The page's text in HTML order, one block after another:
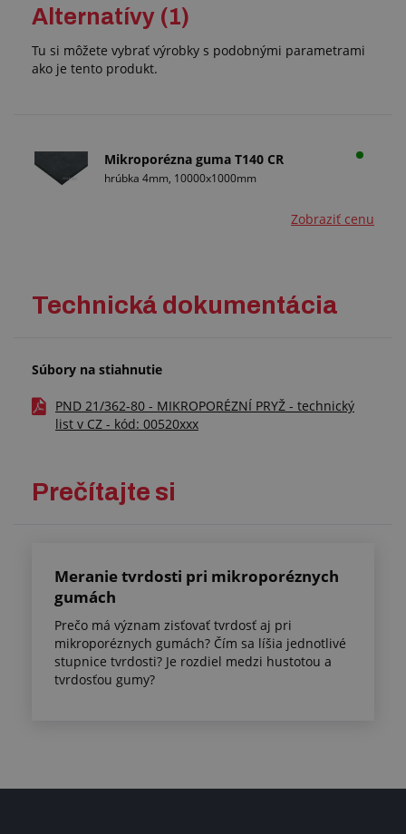
Alternatívy (1)
Tu si môžete vybrať výrobky s podobnými parametrami
ako je tento produkt.
Mikroporézna guma T140 CR
hrúbka 4mm, 10000x1000mm
Zobraziť cenu
Technická dokumentácia
Súbory na stiahnutie
PND 21/362-80 - MIKROPORÉZNÍ PRYŽ - technický
list v CZ - kód: 00520xxx
Prečítajte si
Meranie tvrdosti pri mikroporéznych
gumách
Prečo má význam zisťovať tvrdosť aj pri
mikroporéznych gumách? Čím sa líšia jednotlivé
stupnice tvrdosti? Je rozdiel medzi hustotou a
tvrdosťou gumy?